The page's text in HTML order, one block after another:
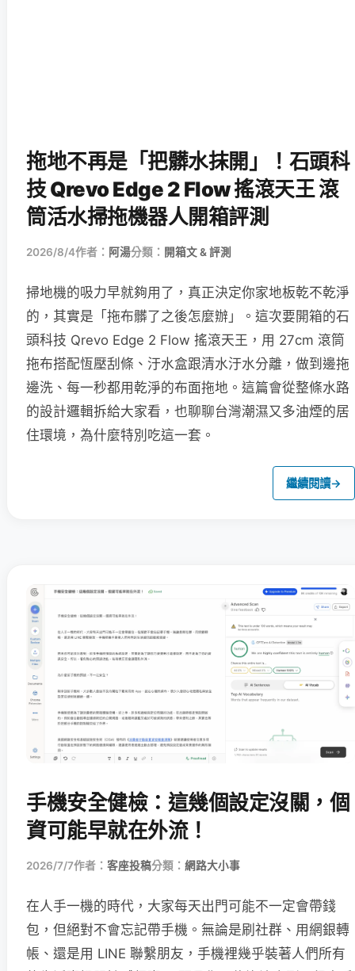
拖地不再是「把髒水抹開」！石頭科
技 Qrevo Edge 2 Flow 搖滾天王 滾
筒活水掃拖機器人開箱評測
2026/8/4作者： 阿湯分類： 開箱文 & 評測
掃地機的吸力早就夠用了，真正決定你家地板乾不乾淨
的，其實是「拖布髒了之後怎麼辦」。這次要開箱的石
頭科技 Qrevo Edge 2 Flow 搖滾天王，用 27cm 滾筒
拖布搭配恆壓刮條、汙水盒跟清水汙水分離，做到邊拖
邊洗、每一秒都用乾淨的布面拖地。這篇會從整條水路
的設計邏輯拆給大家看，也聊聊台灣潮濕又多油煙的居
住環境，為什麼特別吃這一套。
繼續閱讀→
手機安全健檢：這幾個設定沒關，個
資可能早就在外流！
2026/7/7作者： 客座投稿分類： 網路大小事
在人手一機的時代，大家每天出門可能不一定會帶錢
包，但絕對不會忘記帶手機。無論是刷社群、用網銀轉
帳、還是用 LINE 聯繫朋友，手機裡幾乎裝著人們所有